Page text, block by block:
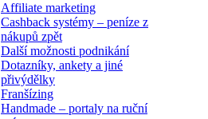
Affiliate marketing
Cashback systémy – peníze z
nákupů zpět
Další možnosti podnikání
Dotazníky, ankety a jiné
přivýdělky
Franšízing
Handmade – portaly na ruční